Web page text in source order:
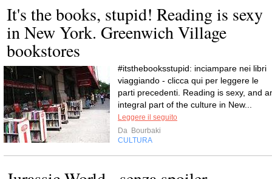
It's the books, stupid! Reading is sexy
in New York. Greenwich Village
bookstores
#itsthebooksstupid: inciampare nei libri
viaggiando - clicca qui per leggere le
parti precedenti. Reading is sexy, and
integral part of the culture in New...
Leggere il seguito
Da Bourbaki
CULTURA